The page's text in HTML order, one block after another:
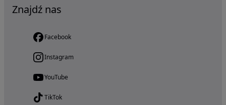
Znajdź nas
Facebook
Instagram
YouTube
TikTok